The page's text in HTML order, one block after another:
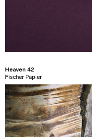
Heaven 42
Fischer Papier